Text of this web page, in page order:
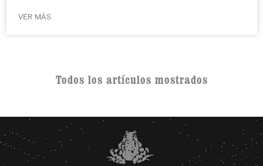
VER MÁS
Todos los artículos mostrados